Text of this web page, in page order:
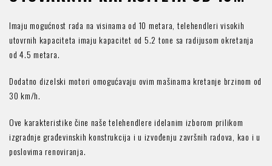
Imaju mogućnost rada na visinama od 10 metara, telehendleri visokih
utovrnih kapaciteta imaju kapacitet od 5.2 tone sa radijusom okretanja
od 4.5 metara.
Dodatno dizelski motori omogućavaju ovim mašinama kretanje brzinom od
30 km/h.
Ove karakteristike čine naše telehendlere idelanim izborom prilikom
izgradnje građevinskih konstrukcija i u izvođenju završnih radova, kao i u
poslovima renoviranja.